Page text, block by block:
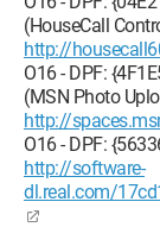
(HouseCall
http://
O16 - DPF:
(MSN Photo
http://
O16 - DPF:
http://software-
dl.real.com/